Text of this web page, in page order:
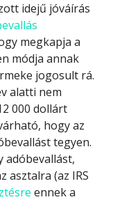
idejű jóváírás
megkapja a
módja annak
jogosult rá.
alatti nem
000 dollárt
hogy az
tegyen.
adóbevallást,
asztalra (az IRS
ennek a